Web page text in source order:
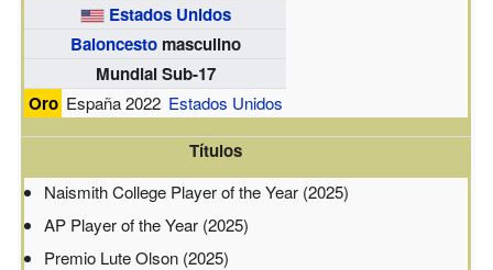
Estados Unidos
Baloncestomasculino
Mundial Sub-17
Oro España 2022 Estados Unidos
Títulos
Naismith College Player of the Year (2025)
AP Player of the Year (2025)
Premio Lute Olson (2025)